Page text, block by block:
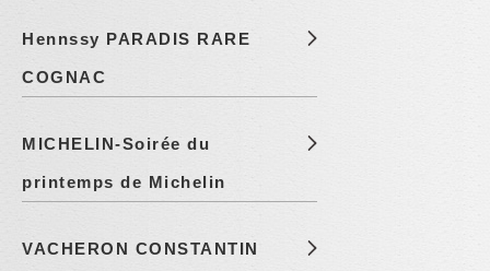
Hennssy PARADIS RARE
COGNAC
MICHELIN-Soirée du
printemps de Michelin
VACHERON CONSTANTIN